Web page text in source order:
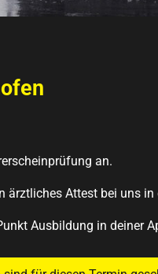
an.
Attest bei uns in
Ausbildung in deiner